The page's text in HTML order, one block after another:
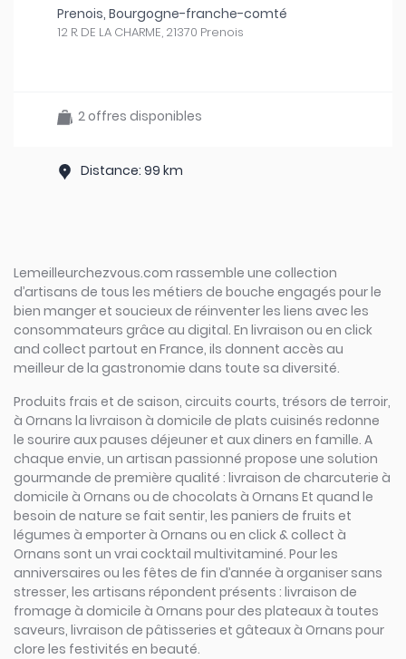
Prenois, Bourgogne-franche-comté
12 R. DE LA CHARME, 21370 Prenois
2 offres disponibles
Distance: 99 km
Lemeilleurchezvous.com rassemble une collection
d’artisans de tous les métiers de bouche engagés pour le
bien manger et soucieux de réinventer les liens avec les
consommateurs grâce au digital. En livraison ou en click
and collect partout en France, ils donnent accès au
meilleur de la gastronomie dans toute sa diversité.
Produits frais et de saison, circuits courts, trésors de terroir,
à Ornans la livraison à domicile de plats cuisinés redonne
le sourire aux pauses déjeuner et aux diners en famille. A
chaque envie, un artisan passionné propose une solution
gourmande de première qualité : livraison de charcuterie à
domicile à Ornans ou de chocolats à Ornans Et quand le
besoin de nature se fait sentir, les paniers de fruits et
légumes à emporter à Ornans ou en click & collect à
Ornans sont un vrai cocktail multivitaminé. Pour les
anniversaires ou les fêtes de fin d’année à organiser sans
stresser, les artisans répondent présents : livraison de
fromage à domicile à Ornans pour des plateaux à toutes
saveurs, livraison de pâtisseries et gâteaux à Ornans pour
clore les festivités en beauté.